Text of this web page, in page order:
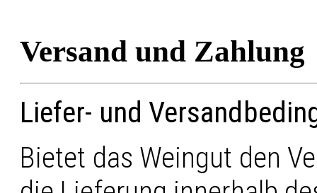
Versand und Zahlung
Liefer- und
Bietet das Weingut den